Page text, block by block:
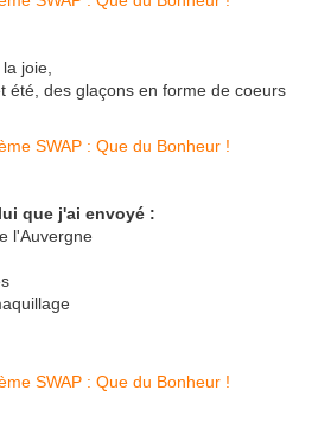
joie,
été, des glaçons en forme de coeurs
que j'ai envoyé :
l'Auvergne